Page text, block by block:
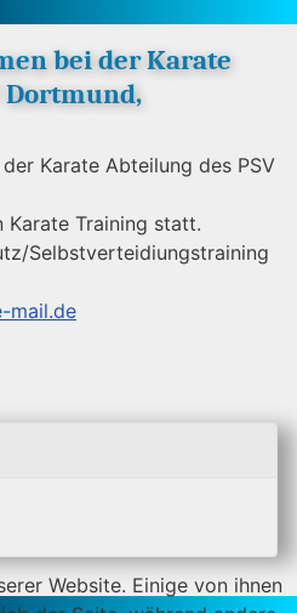
bei der Karate
Dortmund,
Karate Abteilung des PSV
Training statt.
Selbstverteidiungstraining
mail.de
Website. Einige von ihnen